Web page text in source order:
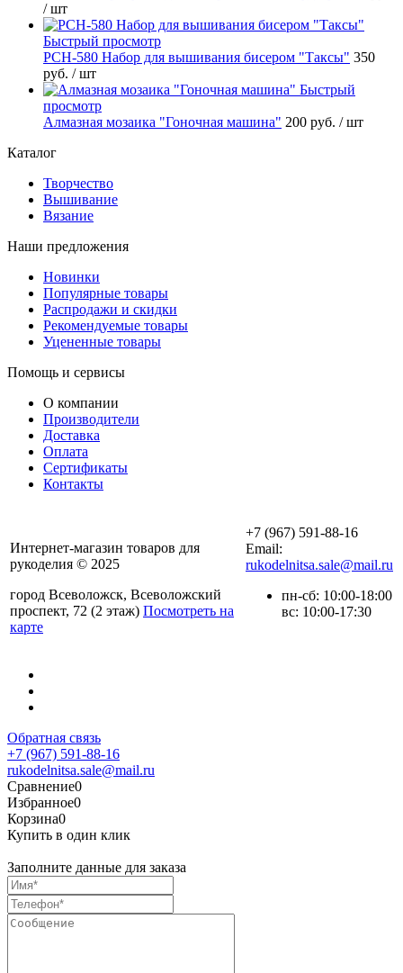
/ шт
Быстрый просмотр
РСН-580 Набор для вышивания бисером "Таксы" 350
руб. / шт
Быстрый
просмотр
Алмазная мозаика "Гоночная машина" 200 руб. / шт
Каталог
Творчество
Вышивание
Вязание
Наши предложения
Новинки
Популярные товары
Распродажи и скидки
Рекомендуемые товары
Уцененные товары
Помощь и сервисы
О компании
Производители
Доставка
Оплата
Сертификаты
Контакты
Интернет-магазин товаров для
рукоделия © 2025
город Всеволожск, Всеволожский
проспект, 72 (2 этаж) Посмотреть на
карте
+7 (967) 591-88-16
Email:
rukodelnitsa.sale@mail.ru
пн-сб: 10:00-18:00
вс: 10:00-17:30
Обратная связь
+7 (967) 591-88-16
rukodelnitsa.sale@mail.ru
Сравнение0
Избранное0
Корзина0
Купить в один клик
Заполните данные для заказа